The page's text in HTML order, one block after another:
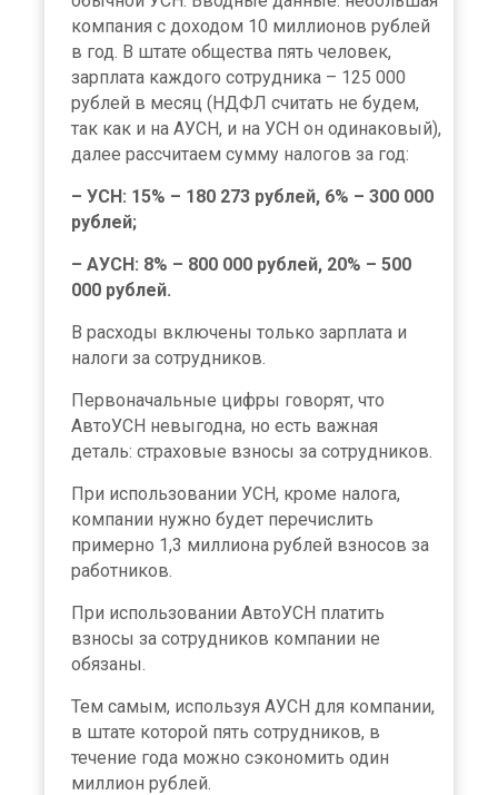
компания с доходом 10 миллионов рублей
в год. В штате общества пять человек,
зарплата каждого сотрудника – 125 000
рублей в месяц (НДФЛ считать не будем,
так как и на АУСН, и на УСН он одинаковый),
далее рассчитаем сумму налогов за год:
– УСН: 15% – 180 273 рублей, 6% – 300 000
рублей;
– АУСН: 8% – 800 000 рублей, 20% – 500
000 рублей.
В расходы включены только зарплата и
налоги за сотрудников.
Первоначальные цифры говорят, что
АвтоУСН невыгодна, но есть важная
деталь: страховые взносы за сотрудников.
При использовании УСН, кроме налога,
компании нужно будет перечислить
примерно 1,3 миллиона рублей взносов за
работников.
При использовании АвтоУСН платить
взносы за сотрудников компании не
обязаны.
Тем самым, используя АУСН для компании,
в штате которой пять сотрудников, в
течение года можно сэкономить один
миллион рублей.